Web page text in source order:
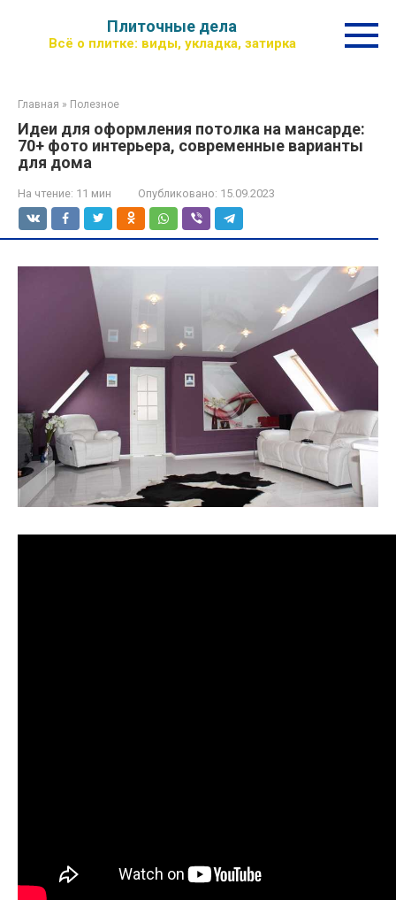
контенту
Плиточные дела
Всё о плитке: виды, укладка, затирка
Главная » Полезное
Идеи для оформления потолка на мансарде:
70+ фото интерьера, современные варианты
для дома
На чтение: 11 мин Опубликовано: 15.09.2023